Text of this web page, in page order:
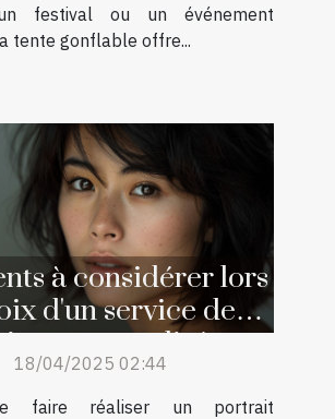
festival ou un événement
tente gonflable offre...
à considérer lors
d'un service de
personnalisés
18/04/2025 02:44
faire réaliser un portrait